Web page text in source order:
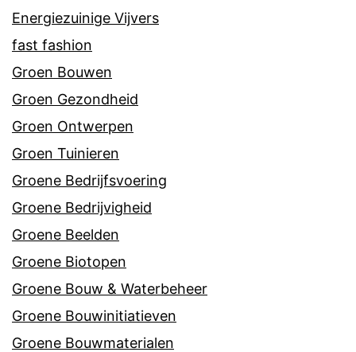
Energiezuinige Vijvers
fast fashion
Groen Bouwen
Groen Gezondheid
Groen Ontwerpen
Groen Tuinieren
Groene Bedrijfsvoering
Groene Bedrijvigheid
Groene Beelden
Groene Biotopen
Groene Bouw & Waterbeheer
Groene Bouwinitiatieven
Groene Bouwmaterialen